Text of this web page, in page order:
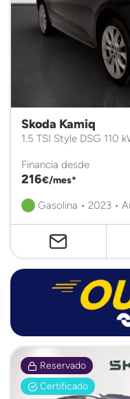
Skoda Kamiq
1.5 TSI Style DSG 110
Financia desde
216€/mes*
Gasolina • 2023 •
Reservado
Certificado